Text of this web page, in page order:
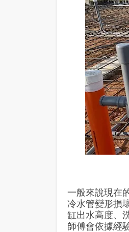
一般來說現在
冷水管變形損
缸出水高度、
師傅會依據經